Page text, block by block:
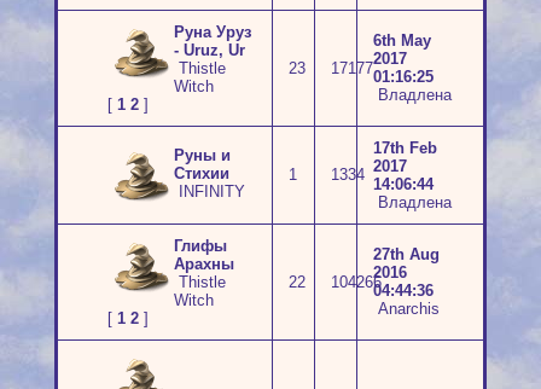
Руна Уруз
- Uruz, Ur
Thistle
Witch
[ 1 2 ]
23 17177
6th May
2017
01:16:25
Владлена
Руны и
Стихии
INFINITY
1 1334
17th Feb
2017
14:06:44
Владлена
Глифы
Арахны
Thistle
Witch
[ 1 2 ]
22 104266
27th Aug
2016
04:44:36
Anarchis